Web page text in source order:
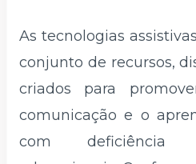
As tecnologias
conjunto de recursos,
criados para
comunicação e o
com deficiência